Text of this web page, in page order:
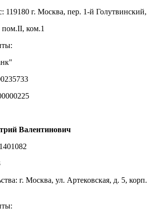
119180 г. Москва, пер. 1-й Голутвинский,
пом.II, ком.1
Валентинович
г. Москва, ул. Артековская, д. 5, корп.